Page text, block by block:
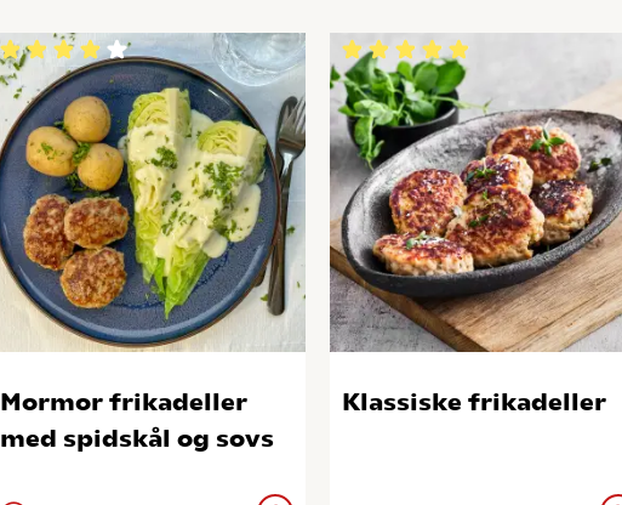
Mormor frikadeller
med spidskål og sovs
Klassiske frikadeller